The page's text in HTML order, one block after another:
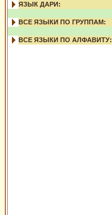
ЯЗЫК ДАРИ:
ВСЕ ЯЗЫКИ ПО ГРУППАМ:
ВСЕ ЯЗЫКИ ПО АЛФАВИТУ: